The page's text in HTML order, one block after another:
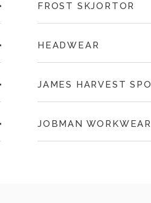
FROST SKJORTOR
HEADWEAR
JAMES HARVEST
JOBMAN WORKWEAR